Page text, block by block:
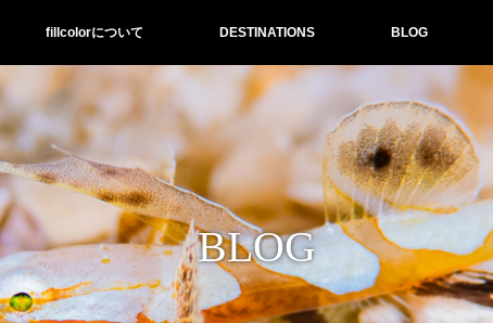
fillcolorについて DESTINATIONS BLOG
BLOG